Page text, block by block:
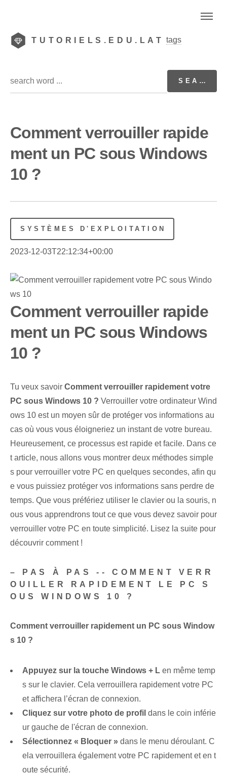
TUTORIELS.EDU.LAT tags
Comment verrouiller rapide
ment un PC sous Windows
10 ?
SYSTÈMES D'EXPLOITATION
2023-12-03T22:12:34+00:00
Comment verrouiller rapide
ment un PC sous Windows
10 ?
Tu veux savoir Comment verrouiller rapidement votre
PC sous Windows 10 ? Verrouiller votre ordinateur Wind
ows 10 est un moyen sûr de protéger vos informations au
cas où vous vous éloigneriez un instant de votre bureau.
Heureusement, ce processus est rapide et facile. Dans ce
t article, nous allons vous montrer deux méthodes simple
s pour verrouiller votre PC en quelques secondes, afin qu
e vous puissiez protéger vos informations sans perdre de
temps. Que vous préfériez utiliser le clavier ou la souris, n
ous vous apprendrons tout ce que vous devez savoir pour
verrouiller votre PC en toute simplicité. Lisez la suite pour
découvrir comment !
– PAS À PAS -- COMMENT VERR
OUILLER RAPIDEMENT LE PC S
OUS WINDOWS 10 ?
Comment verrouiller rapidement un PC sous Window
s 10 ?
Appuyez sur la touche Windows + L en même temp
s sur le clavier. Cela verrouillera rapidement votre PC
et affichera l’écran de connexion.
Cliquez sur votre photo de profil dans le coin inférie
ur gauche de l'écran de connexion.
Sélectionnez « Bloquer » dans le menu déroulant. C
ela verrouillera également votre PC rapidement et en t
oute sécurité.